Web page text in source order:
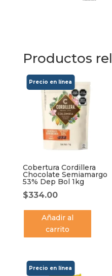
Productos
Cobertura Cordillera
Chocolate Semiamargo
53% Dep Bol 1kg
$334.00
Añadir al
carrito